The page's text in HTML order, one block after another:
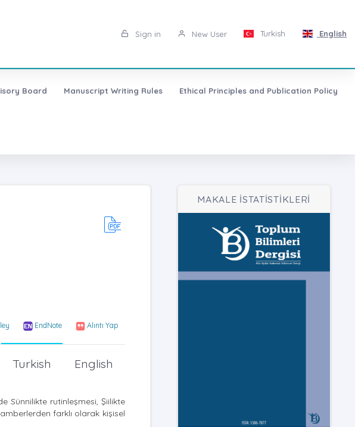
Sign in New User Turkish English
Board Manuscript Writing Rules Ethical Principles and Publication Policy
EndNote Alıntı Yap
English
Turkish
Sünnilikte rutinleşmesi, Şiilikte
farklı olarak kişisel
MAKALE İSTATİSTİKLERİ